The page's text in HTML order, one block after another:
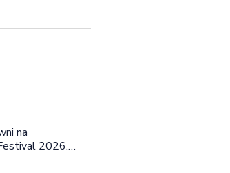
na
2026.
edukacji i